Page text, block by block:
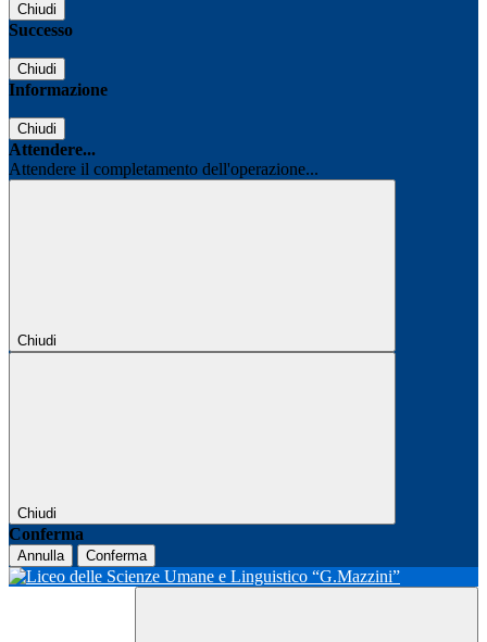
Chiudi
Successo
Chiudi
Informazione
Chiudi
Attendere...
Attendere il completamento dell'operazione...
Chiudi
Chiudi
Conferma
Annulla Conferma